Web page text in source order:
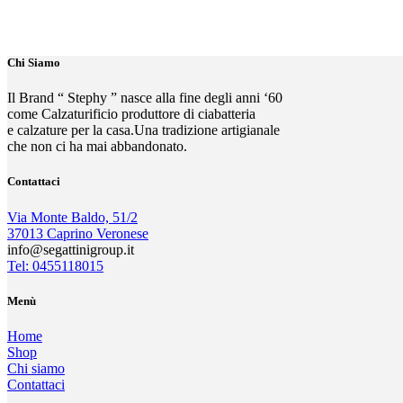
Chi Siamo
Il Brand “ Stephy ” nasce alla fine degli anni ‘60
come Calzaturificio produttore di ciabatteria
e calzature per la casa.Una tradizione artigianale
che non ci ha mai abbandonato.
Contattaci
Via Monte Baldo, 51/2
37013 Caprino Veronese
info@segattinigroup.it
Tel: 0455118015
Menù
Home
Shop
Chi siamo
Contattaci